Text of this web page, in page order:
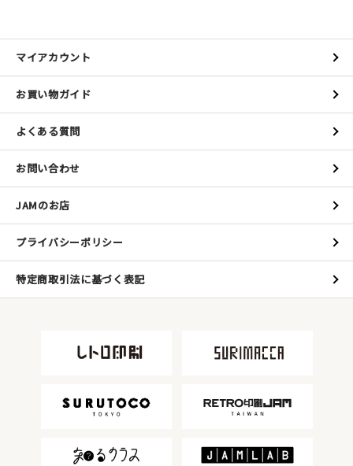
マイアカウント
お買い物ガイド
よくある質問
お問い合わせ
JAMのお店
プライバシーポリシー
特定商取引法に基づく表記